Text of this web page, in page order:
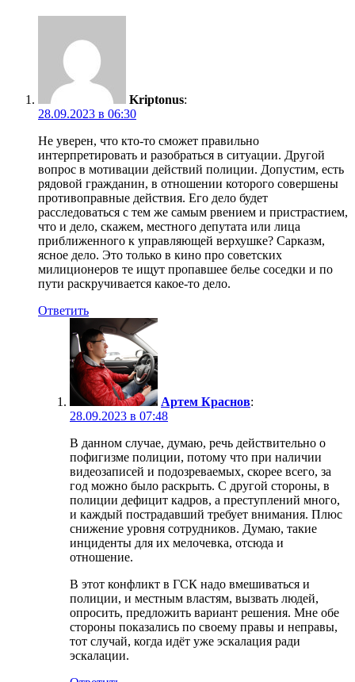
Kriptonus:
28.09.2023 в 06:30
Не уверен, что кто-то сможет правильно
интерпретировать и разобраться в ситуации. Другой
вопрос в мотивации действий полиции. Допустим, есть
рядовой гражданин, в отношении которого совершены
противоправные действия. Его дело будет
расследоваться с тем же самым рвением и пристрастием,
что и дело, скажем, местного депутата или лица
приближенного к управляющей верхушке? Сарказм,
ясное дело. Это только в кино про советских
милиционеров те ищут пропавшее белье соседки и по
пути раскручивается какое-то дело.
Ответить
Артем Краснов:
28.09.2023 в 07:48
В данном случае, думаю, речь действительно о
пофигизме полиции, потому что при наличии
видеозаписей и подозреваемых, скорее всего, за
год можно было раскрыть. С другой стороны, в
полиции дефицит кадров, а преступлений много,
и каждый пострадавший требует внимания. Плюс
снижение уровня сотрудников. Думаю, такие
инциденты для их мелочевка, отсюда и
отношение.
В этот конфликт в ГСК надо вмешиваться и
полиции, и местным властям, вызвать людей,
опросить, предложить вариант решения. Мне обе
стороны показались по своему правы и неправы,
тот случай, когда идёт уже эскалация ради
эскалации.